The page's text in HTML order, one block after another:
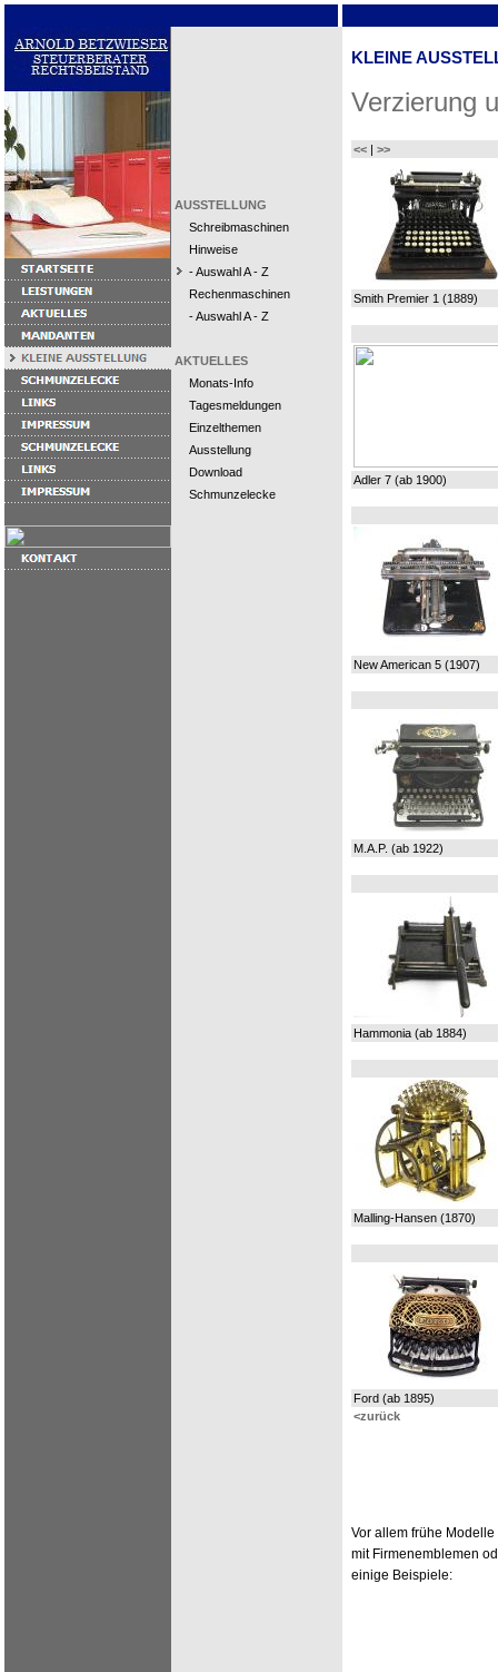
AUSSTELLUNG
Schreibmaschinen
Hinweise
- Auswahl A - Z
Rechenmaschinen
- Auswahl A - Z
AKTUELLES
Monats-Info
Tagesmeldungen
Einzelthemen
Ausstellung
Download
Schmunzelecke
KLEINE
Verzierung
<< | >>
Smith Premier 1 (1889)
Adler 7 (ab 1900)
New American 5 (1907)
M.A.P. (ab 1922)
Hammonia (ab 1884)
Malling-Hansen (1870)
Ford (ab 1895)
<zurück
Vor allem frühe
mit Firmenemblemen
einige Beispiele: